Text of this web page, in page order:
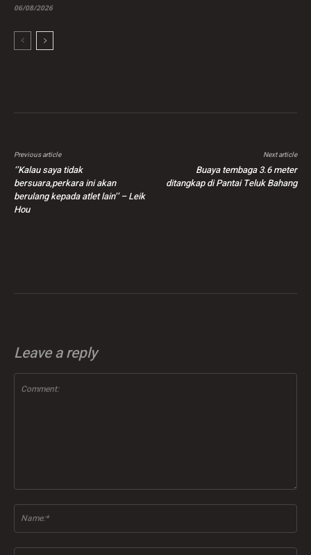
06/08/2026
Previous article
‘’Kalau saya tidak
bersuara,perkara ini akan
berulang kepada atlet lain’’ – Leik
Hou
Next article
Buaya tembaga 3.6 meter
ditangkap di Pantai Teluk Bahang
Leave a reply